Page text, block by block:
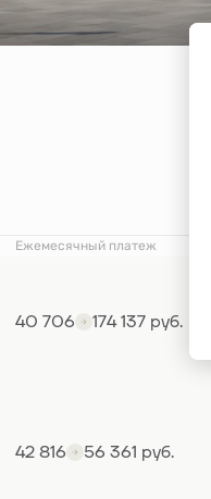
Ежемесячный платеж
40 706 174 137 руб.
42 816 56 361 руб.